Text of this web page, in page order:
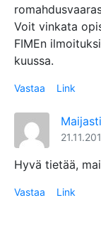
Voit vinkata
FIMEn
kuussa.
Vastaa Link
Hyvä tietää,
Vastaa Link